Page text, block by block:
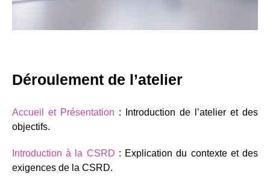
Déroulement de l’atelier
Accueil et Présentation : Introduction de l’atelier et des
objectifs.
Introduction à la CSRD : Explication du contexte et des
exigences de la CSRD.